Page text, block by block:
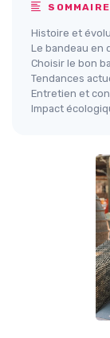
SOMMAIRE
Histoire et
Le bandeau en
Choisir le bon
Tendances
Entretien et
Impact